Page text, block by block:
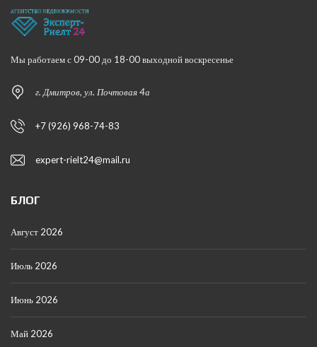
Мы работаем с 09-00 до 18-00 выходной воскресенье
г. Дмитров, ул. Почтовая 4а
+7 (926) 968-74-83
expert-rielt24@mail.ru
БЛОГ
Август 2026
Июль 2026
Июнь 2026
Май 2026